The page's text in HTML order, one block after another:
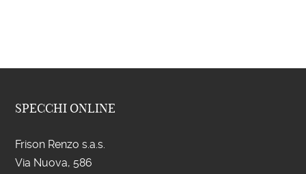
SPECCHI ONLINE
Frison Renzo s.a.s.
Via Nuova, 586